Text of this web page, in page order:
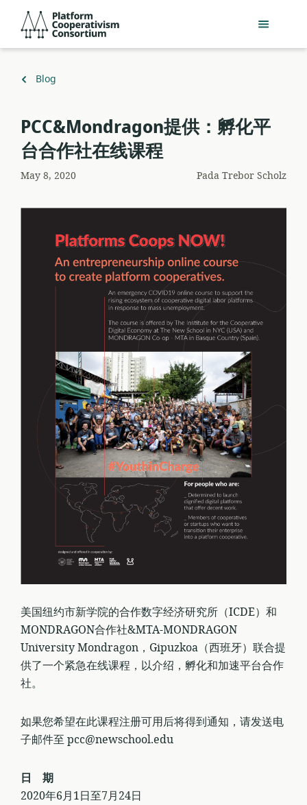
Lewati
konten
Consortium
Kembali
Blog
PCC&Mondragon提供：孵化平
台合作社在线课程
May 8, 2020 PadaTrebor Scholz
美国纽约市新学院的合作数字经济研究所（ICDE）和
MONDRAGON合作社&MTA-MONDRAGON
University Mondragon，Gipuzkoa（西班牙）联合提
供了一个紧急在线课程，以介绍，孵化和加速平台合作
社。
如果您希望在此课程注册可用后将得到通知，请发送电
子邮件至 pcc@newschool.edu
日 期
2020年6月1日至7月24日